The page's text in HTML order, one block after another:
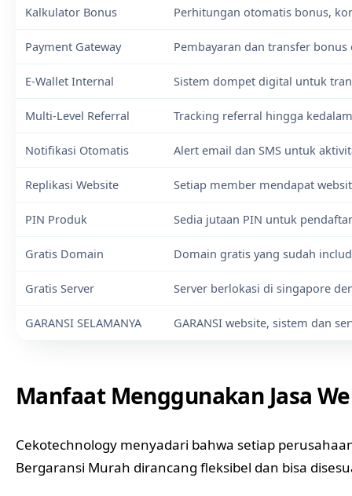
Kalkulator Bonus Perhitungan otomatis bonus,
Payment Gateway Pembayaran dan transfer
E-Wallet Internal Sistem dompet digital untuk
Multi-Level Referral Tracking referral hingga
Notifikasi Otomatis Alert email dan SMS untuk
Replikasi Website Setiap member mendapat
PIN Produk Sedia jutaan PIN untuk
Gratis Domain Domain gratis yang sudah
Gratis Server Server berlokasi di singapore
GARANSI SELAMANYA GARANSI website, sistem dan
Manfaat Menggunakan Jasa
Cekotechnology menyadari bahwa setiap
Bergaransi Murah dirancang fleksibel dan bisa